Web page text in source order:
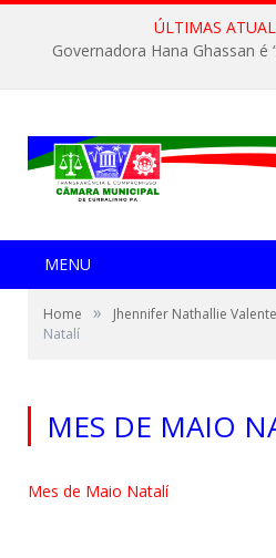
ÚLTIMAS
Governadora Hana Ghassan é
MENU
Home » Jhennifer Nathallie
Natalí
MES DE MAIO
Mes de Maio Natalí